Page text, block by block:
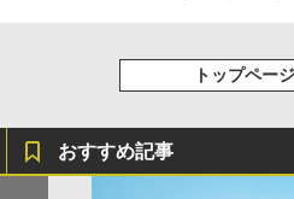
トップペー
おすすめ記事